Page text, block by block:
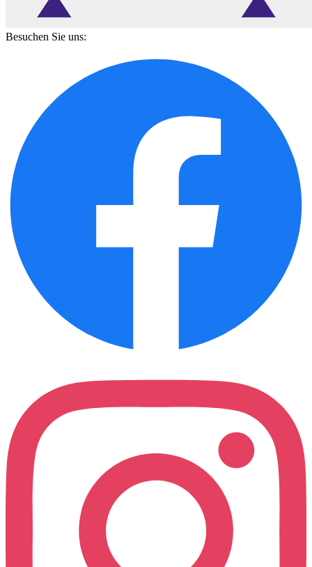
Besuchen Sie uns: